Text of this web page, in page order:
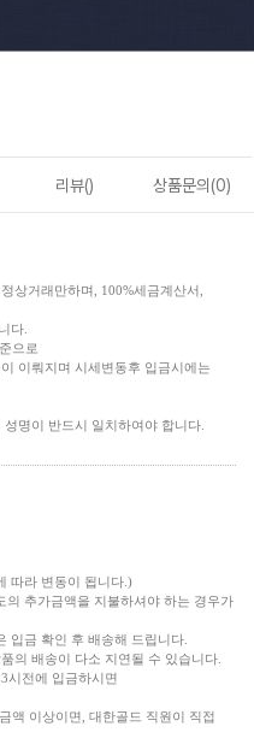
리뷰() 상품문의(0)
상거래만하며, 100%세금계산서,
다.
으로
이뤄지며 시세변동후 입금시에는
명이 반드시 일치하여야 합니다.
따라 변동이 됩니다.)
의 추가금액을 지불하셔야 하는 경우가
입금 확인 후 배송해 드립니다.
의 배송이 다소 지연될 수 있습니다.
시전에 입금하시면
액 이상이면, 대한골드 직원이 직접